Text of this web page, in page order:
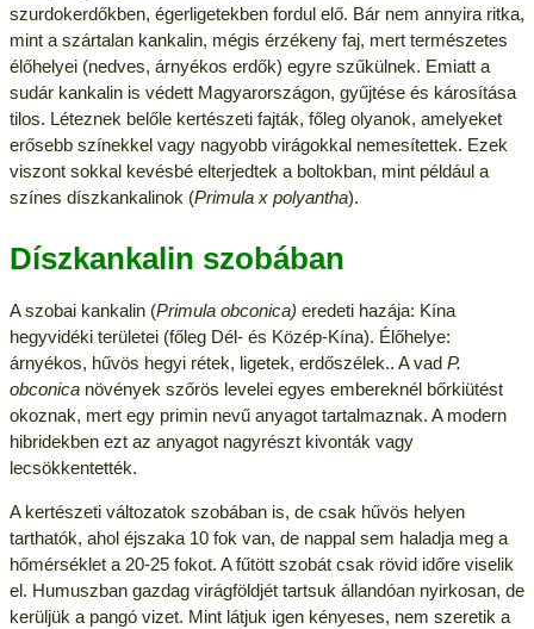
szurdokerdőkben, égerligetekben fordul elő. Bár nem annyira ritka,
mint a szártalan kankalin, mégis érzékeny faj, mert természetes
élőhelyei (nedves, árnyékos erdők) egyre szűkülnek. Emiatt a
sudár kankalin is védett Magyarországon, gyűjtése és károsítása
tilos. Léteznek belőle kertészeti fajták, főleg olyanok, amelyeket
erősebb színekkel vagy nagyobb virágokkal nemesítettek. Ezek
viszont sokkal kevésbé elterjedtek a boltokban, mint például a
színes díszkankalinok (Primula x polyantha).
Díszkankalin szobában
A szobai kankalin (Primula obconica) eredeti hazája: Kína
hegyvidéki területei (főleg Dél- és Közép-Kína). Élőhelye:
árnyékos, hűvös hegyi rétek, ligetek, erdőszélek.. A vad P.
obconicanövények szőrös levelei egyes embereknél bőrkiütést
okoznak, mert egy primin nevű anyagot tartalmaznak. A modern
hibridekben ezt az anyagot nagyrészt kivonták vagy
lecsökkentették.
A kertészeti változatok szobában is, de csak hűvös helyen
tarthatók, ahol éjszaka 10 fok van, de nappal sem haladja meg a
hőmérséklet a 20-25 fokot. A fűtött szobát csak rövid időre viselik
el. Humuszban gazdag virágföldjét tartsuk állandóan nyirkosan, de
kerüljük a pangó vizet. Mint látjuk igen kényeses, nem szeretik a